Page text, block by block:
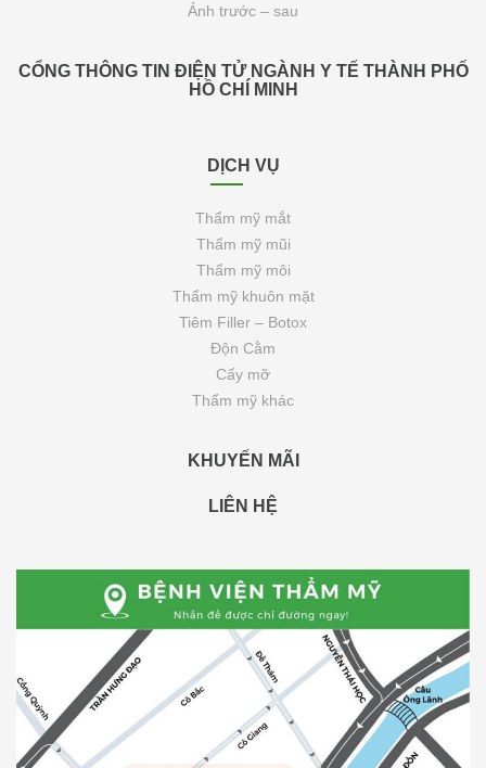
Ảnh trước – sau
CỔNG THÔNG TIN ĐIỆN TỬ NGÀNH Y TẾ THÀNH PHỐ
HỒ CHÍ MINH
DỊCH VỤ
Thẩm mỹ mắt
Thẩm mỹ mũi
Thẩm mỹ môi
Thẩm mỹ khuôn mặt
Tiêm Filler – Botox
Độn Cằm
Cấy mỡ
Thẩm mỹ khác
KHUYẾN MÃI
LIÊN HỆ